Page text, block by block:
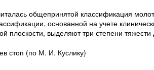
общепринятой классификация
основанной на учете
плоскости, выделяют три степени
стоп (по М. И. Куслику)